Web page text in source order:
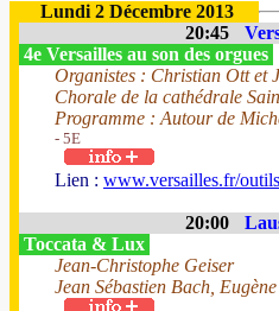
Lundi 2 Décembre 2013
20:45
4e Versailles au son des orgues
Organistes : Christian Ott et
Chorale de la cathédrale
Programme : Autour de
- 5E
Lien : www.versailles.fr/
20:00
Toccata & Lux
Jean-Christophe Geiser
Jean Sébastien Bach,